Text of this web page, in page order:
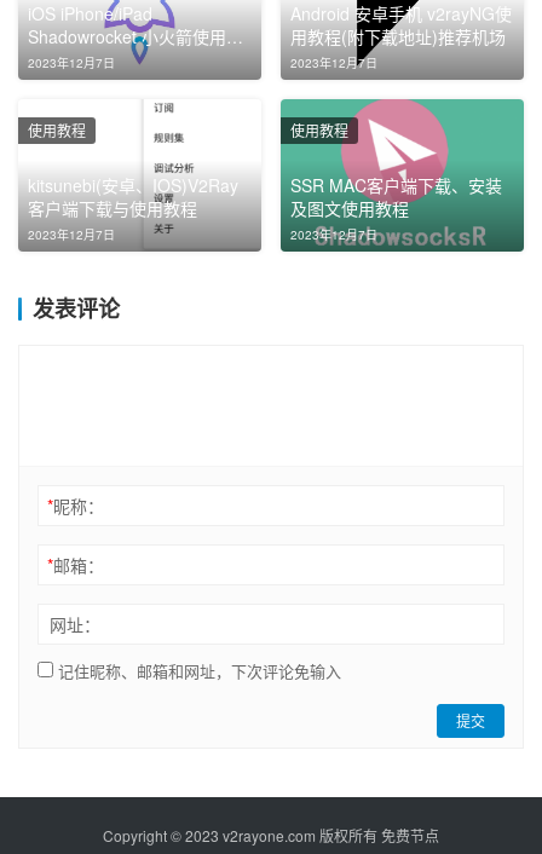
iOS iPhone/iPad
Shadowrocket 小火箭使用教
程(附下载地址)
2023年12月7日
Android 安卓手机 v2rayNG使
用教程(附下载地址)推荐机场
2023年12月7日
kitsunebi(安卓、IOS)V2Ray
客户端下载与使用教程
2023年12月7日
使用教程
SSR MAC客户端下载、安装
及图文使用教程
2023年12月7日
使用教程
发表评论
*昵称：
*邮箱：
网址：
记住昵称、邮箱和网址，下次评论免输入
提交
Copyright © 2023 v2rayone.com 版权所有 免费节点